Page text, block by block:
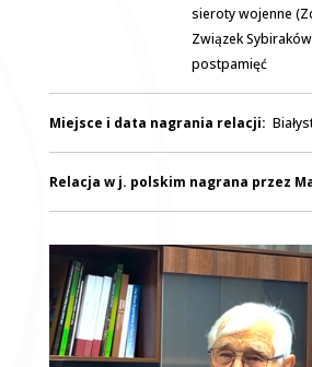
sieroty wojenne
Związek
postpamięć
Miejsce i data nagrania relacji:
Relacja w j. polskim nagrana przez